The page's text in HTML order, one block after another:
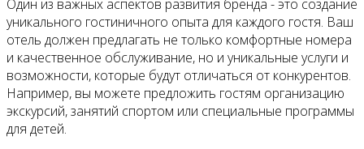
Один из важных аспектов развития бренда - это создание
уникального гостиничного опыта для каждого гостя. Ваш
отель должен предлагать не только комфортные номера
и качественное обслуживание, но и уникальные услуги и
возможности, которые будут отличаться от конкурентов.
Например, вы можете предложить гостям организацию
экскурсий, занятий спортом или специальные программы
для детей.